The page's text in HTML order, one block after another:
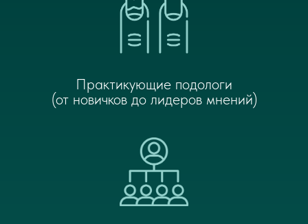
Практикующие подологи
(от новичков до лидеров мнений)